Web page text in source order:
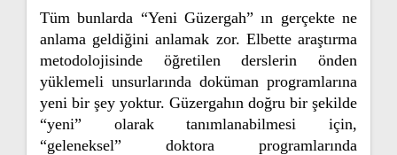
Tüm bunlarda “Yeni Güzergah” ın gerçekte ne
anlama geldiğini anlamak zor. Elbette araştırma
metodolojisinde öğretilen derslerin önden
yüklemeli unsurlarında doküman programlarına
yeni bir şey yoktur. Güzergahın doğru bir şekilde
“yeni” olarak tanımlanabilmesi için,
“geleneksel” doktora programlarında